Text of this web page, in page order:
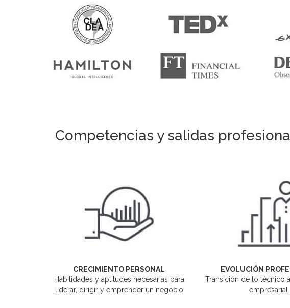
Competencias y salidas
CRECIMIENTO PERSONAL
Habilidades y aptitudes necesarias para
liderar, dirigir y emprender un negocio
EVOLUCIÓN
Transición de lo técnico
empresarial